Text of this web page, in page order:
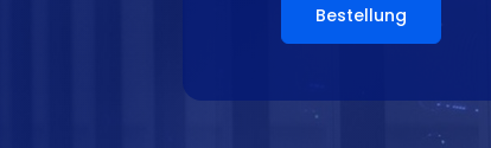
Bestellung